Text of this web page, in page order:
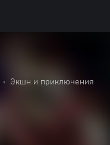
• Экшн и приключения